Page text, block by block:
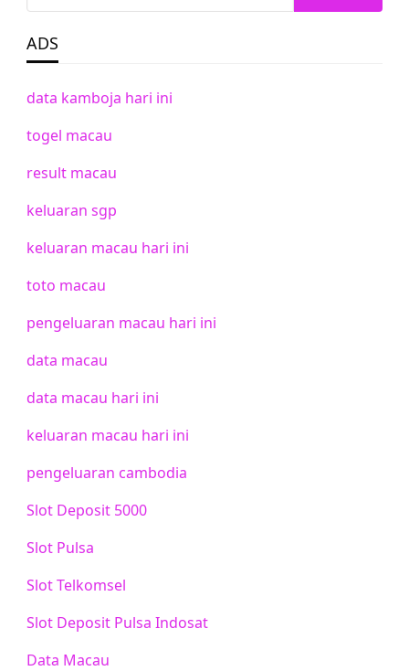
ADS
data kamboja hari ini
togel macau
result macau
keluaran sgp
keluaran macau hari ini
toto macau
pengeluaran macau hari ini
data macau
data macau hari ini
keluaran macau hari ini
pengeluaran cambodia
Slot Deposit 5000
Slot Pulsa
Slot Telkomsel
Slot Deposit Pulsa Indosat
Data Macau